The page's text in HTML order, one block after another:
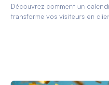
Découvrez comment un
transforme vos visiteurs en